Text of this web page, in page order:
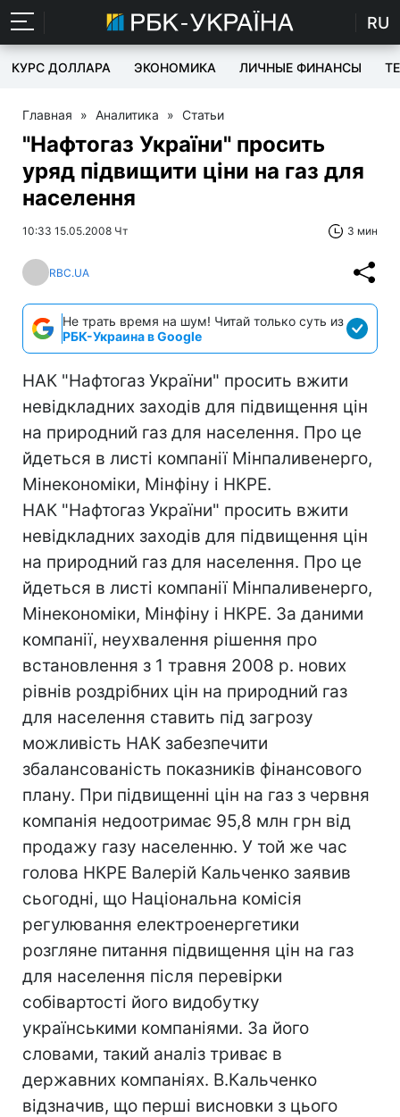
RU
КУРС ДОЛЛАРА ЭКОНОМИКА ЛИЧНЫЕ ФИНАНСЫ
Главная » Аналитика » Статьи
"Нафтогаз України" просить
уряд підвищити ціни на газ для
населення
10:33 15.05.2008 Чт 3 мин
RBC.UA
Не трать время на шум! Читай только суть из
РБК-Украина в Google
НАК "Нафтогаз України" просить вжити
невідкладних заходів для підвищення цін
на природний газ для населення. Про це
йдеться в листі компанії Мінпаливенерго,
Мінекономіки, Мінфіну і НКРЕ.
НАК "Нафтогаз України" просить вжити
невідкладних заходів для підвищення цін
на природний газ для населення. Про це
йдеться в листі компанії Мінпаливенерго,
Мінекономіки, Мінфіну і НКРЕ. За даними
компанії, неухвалення рішення про
встановлення з 1 травня 2008 р. нових
рівнів роздрібних цін на природний газ
для населення ставить під загрозу
можливість НАК забезпечити
збалансованість показників фінансового
плану. При підвищенні цін на газ з червня
компанія недоотримає 95,8 млн грн від
продажу газу населенню. У той же час
голова НКРЕ Валерій Кальченко заявив
сьогодні, що Національна комісія
регулювання електроенергетики
розгляне питання підвищення цін на газ
для населення після перевірки
собівартості його видобутку
українськими компаніями. За його
словами, такий аналіз триває в
державних компаніях. В.Кальченко
відзначив, що перші висновки з цього